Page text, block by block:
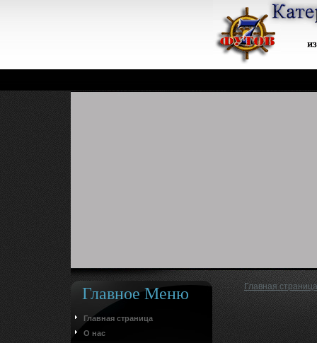
Главное Меню
Главная страница
О нас
Главная страница